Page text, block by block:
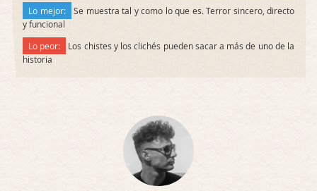
Lo mejor:
Se muestra tal y como lo que es. Terror sincero, directo
y funcional
Lo peor:
Los chistes y los clichés pueden sacar a más de uno de la
historia